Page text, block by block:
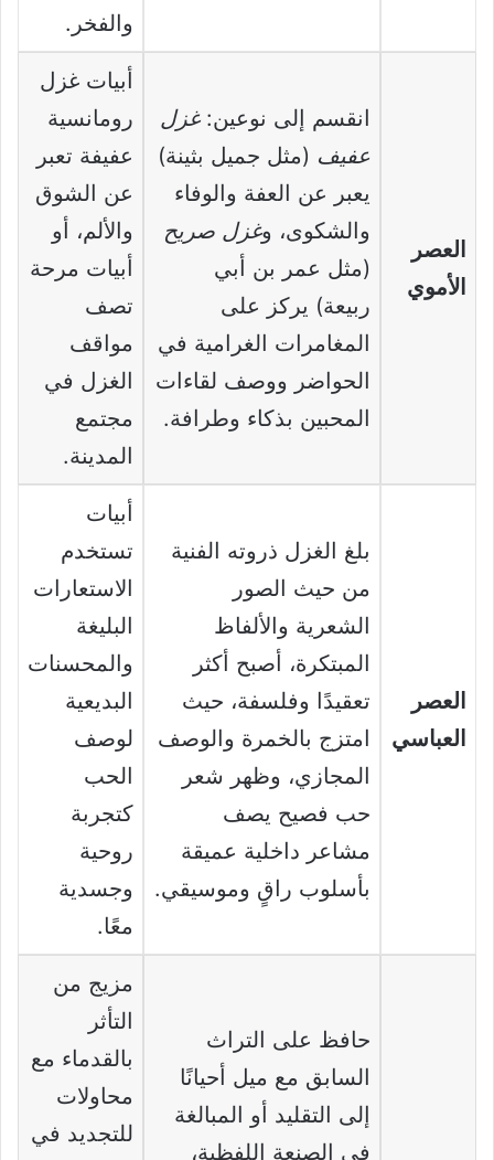
والفخر.
العصر
الأموي
انقسم إلى نوعين:غزل
عفيف (مثل جميل بثينة)
يعبر عن العفة والوفاء
والشكوى، وغزل صريح
(مثل عمر بن أبي
ربيعة) يركز على
المغامرات الغرامية في
الحواضر ووصف لقاءات
المحبين بذكاء وطرافة.
أبيات غزل
رومانسية
عفيفة تعبر
عن الشوق
والألم، أو
أبيات مرحة
تصف
مواقف
الغزل في
مجتمع
المدينة.
العصر
العباسي
بلغ الغزل ذروته الفنية
من حيث الصور
الشعرية والألفاظ
المبتكرة، أصبح أكثر
تعقيدًا وفلسفة، حيث
امتزج بالخمرة والوصف
المجازي، وظهر شعر
حب فصيح يصف
مشاعر داخلية عميقة
بأسلوب راقٍ وموسيقي.
أبيات
تستخدم
الاستعارات
البليغة
والمحسنات
البديعية
لوصف
الحب
كتجربة
روحية
وجسدية
معًا.
حافظ على التراث
السابق مع ميل أحيانًا
إلى التقليد أو المبالغة
في الصنعة اللفظية،
مزيج من
التأثر
بالقدماء مع
محاولات
للتجديد في